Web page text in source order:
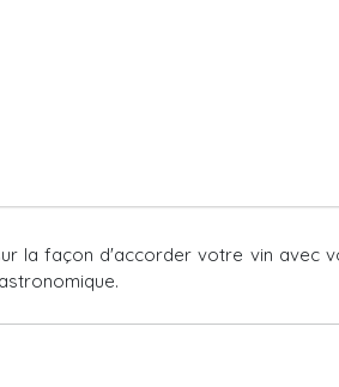
la façon d'accorder votre vin avec